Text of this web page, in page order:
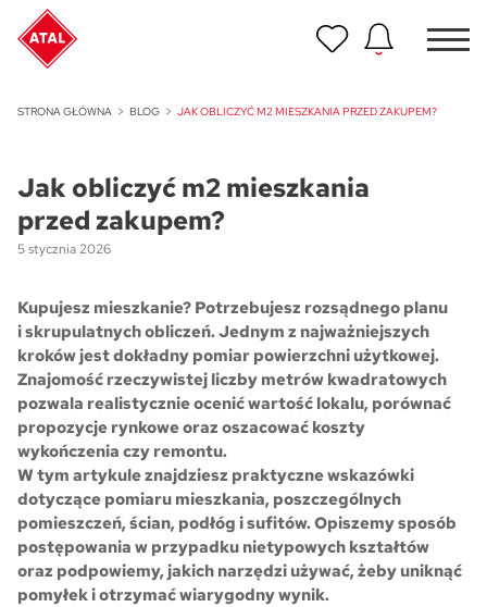
STRONA GŁÓWNA BLOG JAK OBLICZYĆ M2 MIESZKANIA PRZED ZAKUPEM?
Jak obliczyć m2 mieszkania
przed zakupem?
5 stycznia 2026
Kupujesz mieszkanie? Potrzebujesz rozsądnego planu
i skrupulatnych obliczeń. Jednym z najważniejszych
kroków jest dokładny pomiar powierzchni użytkowej.
Znajomość rzeczywistej liczby metrów kwadratowych
pozwala realistycznie ocenić wartość lokalu, porównać
propozycje rynkowe oraz oszacować koszty
wykończenia czy remontu.
W tym artykule znajdziesz praktyczne wskazówki
dotyczące pomiaru mieszkania, poszczególnych
pomieszczeń, ścian, podłóg i sufitów. Opiszemy sposób
postępowania w przypadku nietypowych kształtów
oraz podpowiemy, jakich narzędzi używać, żeby uniknąć
pomyłek i otrzymać wiarygodny wynik.
ATAL Unii Lubelskiej w Poznaniu
Nowość
ATAL Ville przy Białej
NOWOŚĆ
Polecaj i zyskaj nawet 5 000 zł
NOWOŚĆ
ATAL Floriana w Szczecinie
NOWOŚĆ
ATAL Ruczaj w Krakowie
Skwer Witosa w Piastowie